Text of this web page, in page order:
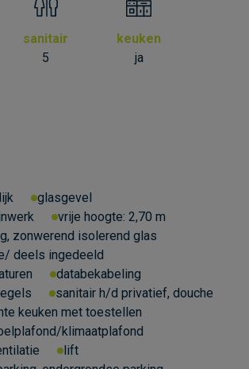
sanitair
5
keuken
ja
glasgevel
vrije hoogte: 2,70 m
zonwerend isolerend glas
deels ingedeeld
databekabeling
sanitair h/d privatief, douche
keuken met toestellen
klimaatplafond
lift